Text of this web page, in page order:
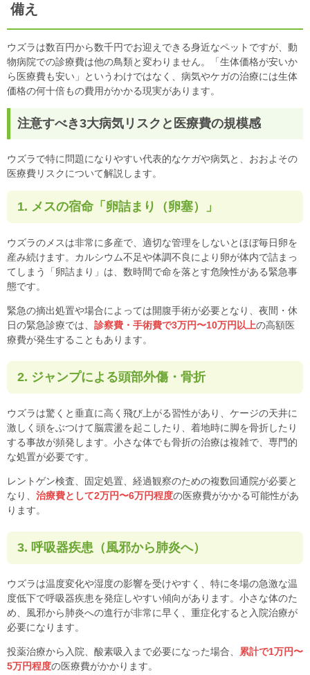
備え
ウズラは数百円から数千円でお迎えできる身近なペットですが、動
物病院での診療費は他の鳥類と変わりません。「生体価格が安いか
ら医療費も安い」というわけではなく、病気やケガの治療には生体
価格の何十倍もの費用がかかる現実があります。
注意すべき3大病気リスクと医療費の規模感
ウズラで特に問題になりやすい代表的なケガや病気と、おおよその
医療費リスクについて解説します。
1. メスの宿命「卵詰まり（卵塞）」
ウズラのメスは非常に多産で、適切な管理をしないとほぼ毎日卵を
産み続けます。カルシウム不足や体調不良により卵が体内で詰まっ
てしまう「卵詰まり」は、数時間で命を落とす危険性がある緊急事
態です。
緊急の摘出処置や場合によっては開腹手術が必要となり、夜間・休
日の緊急診療では、 診察費・手術費で3万円〜10万円以上の高額医
療費が発生することもあります。
2. ジャンプによる頭部外傷・骨折
ウズラは驚くと垂直に高く飛び上がる習性があり、ケージの天井に
激しく頭をぶつけて脳震盪を起こしたり、着地時に脚を骨折したり
する事故が頻発します。小さな体でも骨折の治療は複雑で、専門的
な処置が必要です。
レントゲン検査、固定処置、経過観察のための複数回通院が必要と
なり、 治療費として2万円〜6万円程度の医療費がかかる可能性があ
ります。
3. 呼吸器疾患（風邪から肺炎へ）
ウズラは温度変化や湿度の影響を受けやすく、特に冬場の急激な温
度低下で呼吸器疾患を発症しやすい傾向があります。小さな体のた
め、風邪から肺炎への進行が非常に早く、重症化すると入院治療が
必要になります。
投薬治療から入院、酸素吸入まで必要になった場合、
累計で1万円〜
5万円程度の医療費がかかります。